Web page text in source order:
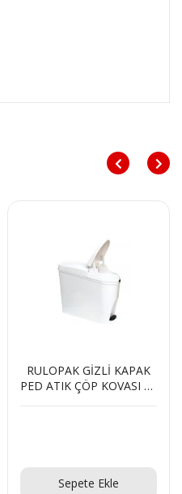
RULOPAK SENSÖRLÜ
ÇÖP KOVASI 18 L
Sepete Ekle